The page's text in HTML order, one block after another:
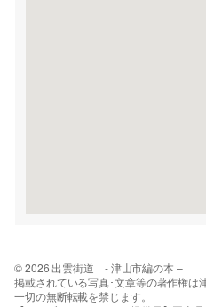
© 2026 出雲街道 - 津山市編の本 –
掲載されている写真･文章等の著作権は
一切の無断転載を禁じます。